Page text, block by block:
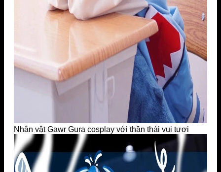
Nhân vật Gawr Gura cosplay với thần thái vui tươi